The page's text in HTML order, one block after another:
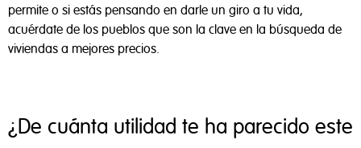
permite o si estás pensando en darle un giro a tu vida,
acuérdate de los pueblos que son la clave en la búsqueda de
viviendas a mejores precios.
¿De cuánta utilidad te ha parecido este